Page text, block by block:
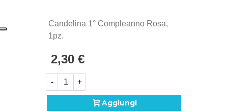
Candelina 1° Compleanno Rosa,
1pz.
2,30 €
- +
Aggiungi